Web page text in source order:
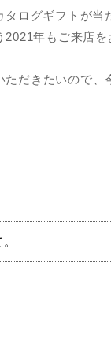
ログギフトが当
年もご来店を
だきたいので、